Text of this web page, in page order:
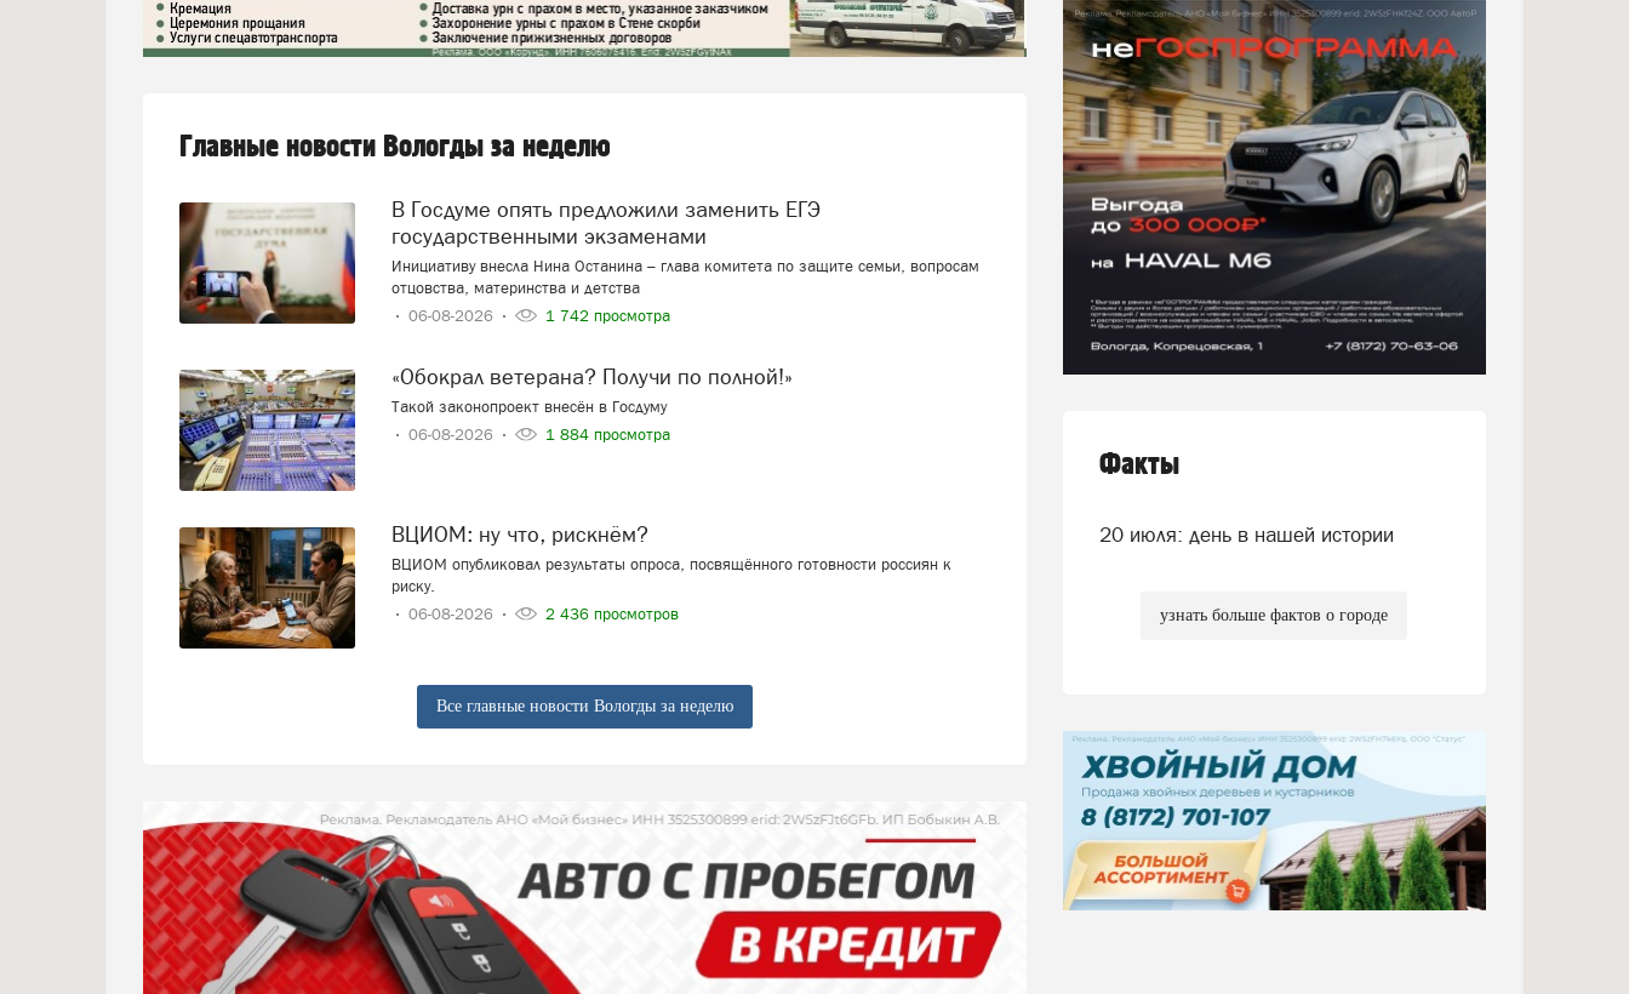
Главные новости Вологды за неделю
В Госдуме опять предложили заменить ЕГЭ
государственными экзаменами
Инициативу внесла Нина Останина – глава комитета по защите семьи, вопросам
отцовства, материнства и детства
06-08-2026
1 742 просмотра
«Обокрал ветерана? Получи по полной!»
Такой законопроект внесён в Госдуму
06-08-2026
1 884 просмотра
ВЦИОМ: ну что, рискнём?
ВЦИОМ опубликовал результаты опроса, посвящённого готовности россиян к
риску.
06-08-2026
2 436 просмотров
Все главные новости Вологды за неделю
Факты
20 июля: день в нашей истории
узнать больше фактов о городе